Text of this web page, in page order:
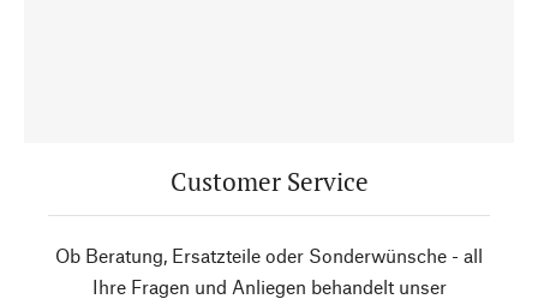
Customer Service
Ob Beratung, Ersatzteile oder Sonderwünsche - all
Ihre Fragen und Anliegen behandelt unser